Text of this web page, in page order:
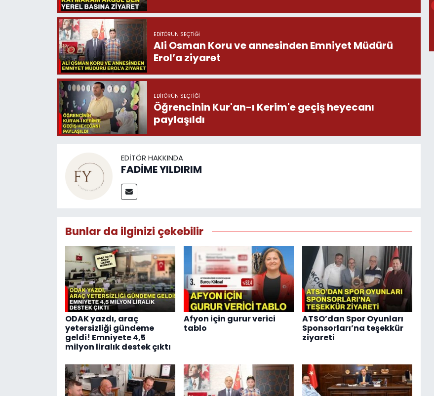
EDITÖRÜN SEÇTIĞI
Ali Osman Koru ve annesinden Emniyet Müdürü
Erol’a ziyaret
EDITÖRÜN SEÇTIĞI
Öğrencinin Kur'an-ı Kerim'e geçiş heyecanı
paylaşıldı
EDITÖR HAKKINDA
FADİME YILDIRIM
Bunlar da ilginizi çekebilir
ODAK yazdı, araç
yetersizliği gündeme
geldi! Emniyete 4,5
milyon liralık destek çıktı
Afyon için gurur verici
tablo
ATSO’dan Spor Oyunları
Sponsorları’na teşekkür
ziyareti